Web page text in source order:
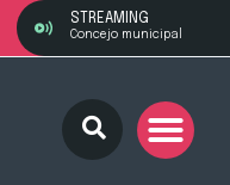
STREAMING
Concejo municipal